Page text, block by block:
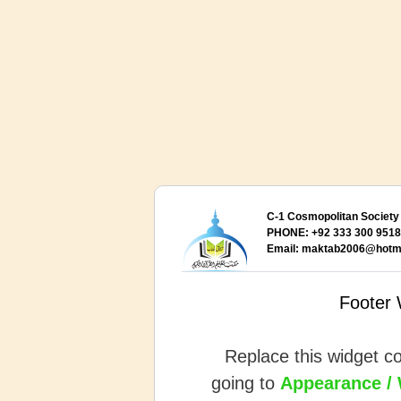
C-1 Cosmopolitan
PHONE: +92 333 300
Email:
Footer
Replace this widget
going to Appearance /